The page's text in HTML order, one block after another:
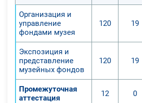
Организация и
управление
фондами музея
120 19
Экспозиция и
представление
музейных фондов
120 19
Промежуточная
аттестация
12 0